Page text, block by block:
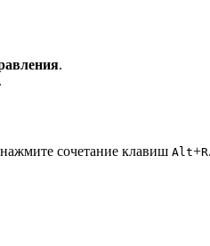
.
сочетание клавиш Alt+R.